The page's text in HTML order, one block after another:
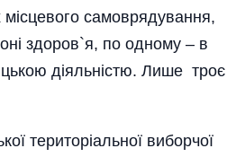
самоврядування,
здоров`я, по одному – в
діяльністю. Лише троє
територіальної виборчої